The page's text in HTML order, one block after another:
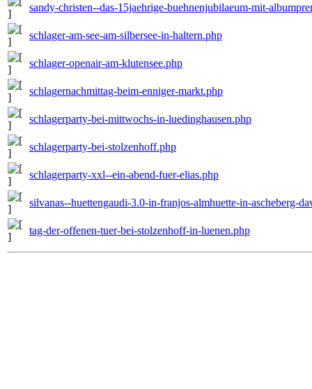
sandy-christen--das-15jaehrige-buehnenjubilaeum-mit-
schlager-am-see-am-silbersee-in-haltern.php
schlager-openair-am-klutensee.php
schlagernachmittag-beim-enniger-markt.php
schlagerparty-bei-mittwochs-in-luedinghausen.php
schlagerparty-bei-stolzenhoff.php
schlagerparty-xxl--ein-abend-fuer-elias.php
silvanas--huettengaudi-3.0-in-franjos-almhuette-in-ascheberg-
tag-der-offenen-tuer-bei-stolzenhoff-in-luenen.php